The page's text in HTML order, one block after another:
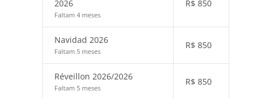
2026
Faltam 4 meses
R$ 850
Navidad 2026
Faltam 5 meses
R$ 850
Réveillon 2026/2026
Faltam 5 meses
R$ 850